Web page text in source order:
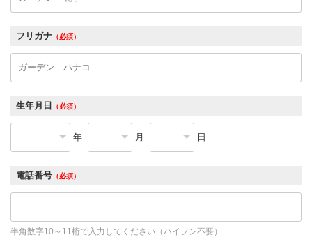
フリガナ （必須）
生年月日 （必須）
年 月 日
電話番号 （必須）
半角数字10～11桁で入力してください（ハイフン不要）